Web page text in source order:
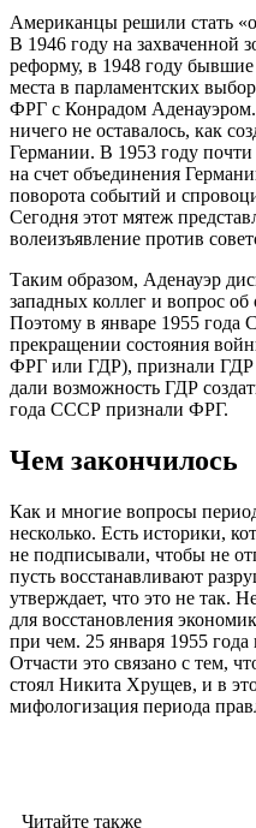
Американцы решили стать
В 1946 году на захваченной
реформу, в 1948 году
места в парламентских
ФРГ с Конрадом
ничего не оставалось, как
Германии. В 1953 году почти
на счет объединения
поворота событий и
Сегодня этот мятеж
волеизъявление против
Таким образом, Аденауэр
западных коллег и вопрос
Поэтому в январе 1955 года
прекращении состояния
ФРГ или ГДР), признали ГДР
дали возможность ГДР
года СССР признали ФРГ.
Чем закончилось
Как и многие вопросы
несколько. Есть историки,
не подписывали, чтобы не
пусть восстанавливают
утверждает, что это не так.
для восстановления
при чем. 25 января 1955
Отчасти это связано с тем,
стоял Никита Хрущев, и в
мифологизация периода
Читайте также